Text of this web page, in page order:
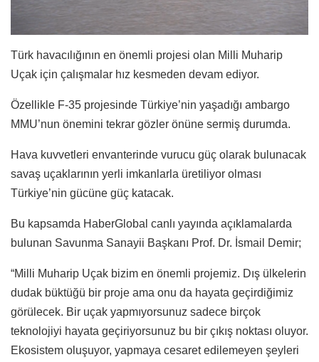
Türk havacılığının en önemli projesi olan Milli Muharip
Uçak için çalışmalar hız kesmeden devam ediyor.
Özellikle F-35 projesinde Türkiye’nin yaşadığı ambargo
MMU’nun önemini tekrar gözler önüne sermiş durumda.
Hava kuvvetleri envanterinde vurucu güç olarak bulunacak
savaş uçaklarının yerli imkanlarla üretiliyor olması
Türkiye’nin gücüne güç katacak.
Bu kapsamda HaberGlobal canlı yayında açıklamalarda
bulunan Savunma Sanayii Başkanı Prof. Dr. İsmail Demir;
“Milli Muharip Uçak bizim en önemli projemiz. Dış ülkelerin
dudak büktüğü bir proje ama onu da hayata geçirdiğimiz
görülecek. Bir uçak yapmıyorsunuz sadece birçok
teknolojiyi hayata geçiriyorsunuz bu bir çıkış noktası oluyor.
Ekosistem oluşuyor, yapmaya cesaret edilemeyen şeyleri